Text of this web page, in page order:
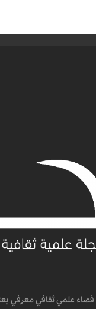
فضاء علمي ثقافي معرفي